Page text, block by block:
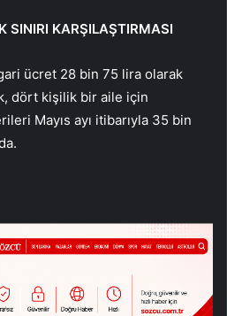
SINIRI KARŞILAŞTIRMASI
ücret 28 bin 75 lira olarak
dört kişilik bir aile için
Mayıs ayı itibarıyla 35 bin